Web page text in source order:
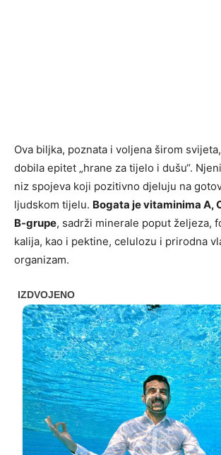
Ova biljka, poznata i voljena širom
dobila epitet „hrane za tijelo i dušu“.
niz spojeva koji pozitivno djeluju na
ljudskom tijelu. Bogata je vitaminima A,
B-grupe, sadrži minerale poput željeza,
kalija, kao i pektine, celulozu i prirodna
organizam.